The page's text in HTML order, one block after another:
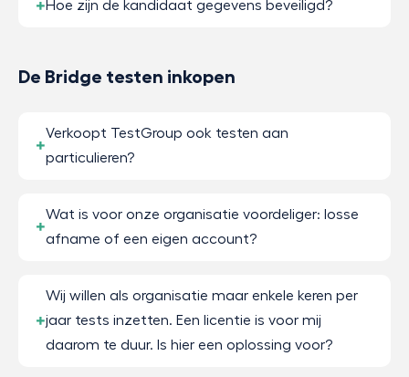
Hoe zijn de kandidaat gegevens beveiligd?
De Bridge testen inkopen
Verkoopt TestGroup ook testen aan
particulieren?
Wat is voor onze organisatie voordeliger: losse
afname of een eigen account?
Wij willen als organisatie maar enkele keren per
jaar tests inzetten. Een licentie is voor mij
daarom te duur. Is hier een oplossing voor?